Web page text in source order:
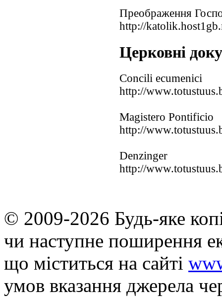
Преображення
http://
Церковні
Concili ecumenici
http://
Magistero Pontificio
http://
Denzinger
http://
© 2009-2026 Будь-яке
чи наступне поширення
що мiститься на сайті
умов вказання джерела